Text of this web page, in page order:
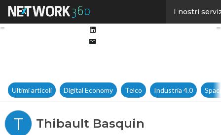
I nostri
Ultimi articoli Digital Economy Telco Industria 4.0
T Thibault Basquin